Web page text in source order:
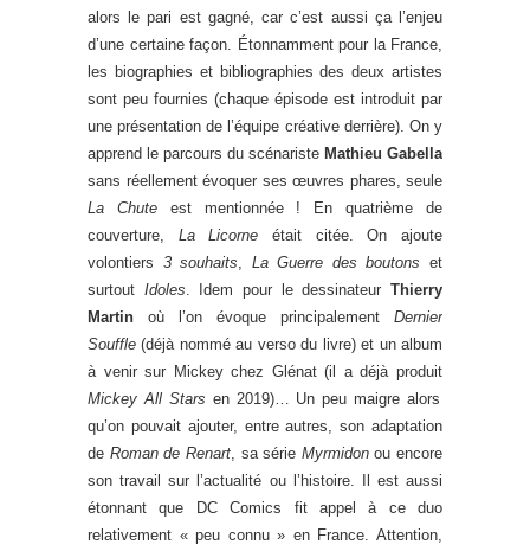
alors le pari est gagné, car c’est aussi ça l’enjeu
d’une certaine façon. Étonnamment pour la France,
les biographies et bibliographies des deux artistes
sont peu fournies (chaque épisode est introduit par
une présentation de l’équipe créative derrière). On y
apprend le parcours du scénariste Mathieu Gabella
sans réellement évoquer ses œuvres phares, seule
La Chuteest mentionnée ! En quatrième de
couverture, La Licorne était citée. On ajoute
volontiers 3 souhaits La Guerre des boutons et
surtout Idoles . Idem pour le dessinateurThierry
Martin où l’on évoque principalement Dernier
Souffle (déjà nommé au verso du livre) et un album
à venir sur Mickey chez Glénat (il a déjà produit
Mickey All Stars en 2019)… Un peu maigre alors
qu’on pouvait ajouter, entre autres, son adaptation
de Roman de Renart, sa série Myrmidonou encore
son travail sur l’actualité ou l’histoire. Il est aussi
étonnant que DC Comics fit appel à ce duo
relativement « peu connu » en France. Attention,